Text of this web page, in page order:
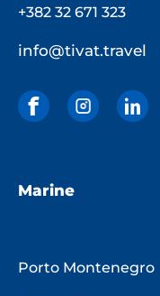
+382 32 671 323
info@tivat.travel
Marine
Porto Montenegro